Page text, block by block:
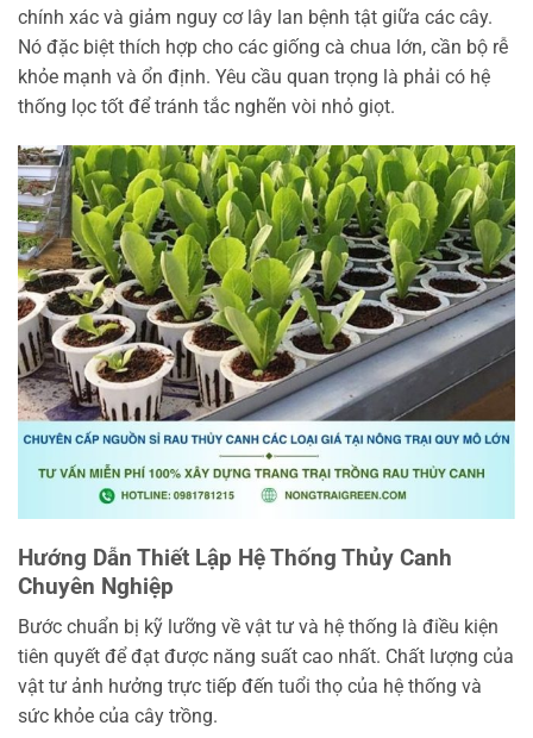
chính xác và giảm nguy cơ lây lan bệnh tật giữa các cây.
Nó đặc biệt thích hợp cho các giống cà chua lớn, cần bộ rễ
khỏe mạnh và ổn định. Yêu cầu quan trọng là phải có hệ
thống lọc tốt để tránh tắc nghẽn vòi nhỏ giọt.
Hướng Dẫn Thiết Lập Hệ Thống Thủy Canh
Chuyên Nghiệp
Bước chuẩn bị kỹ lưỡng về vật tư và hệ thống là điều kiện
tiên quyết để đạt được năng suất cao nhất. Chất lượng của
vật tư ảnh hưởng trực tiếp đến tuổi thọ của hệ thống và
sức khỏe của cây trồng.